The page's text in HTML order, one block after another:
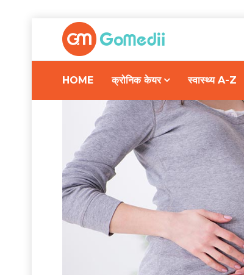
HOME क्रोनिक केयर स्वास्थ्य A-Z